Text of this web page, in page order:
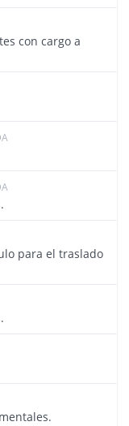
con cargo a
para el traslado